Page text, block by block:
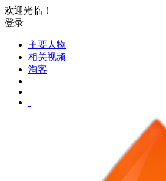
欢迎光临！
登录
主要人物
相关视频
淘客